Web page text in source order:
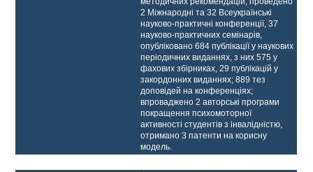
2 Міжнародні та 32 Всеукраїнські
науково-практичні конференції, 37
науково-практичних семінарів,
опубліковано 684 публікації у наукових
періодичних виданнях, з них 575 у
фахових збірниках, 29 публікацій у
закордонних виданнях; 889 тез
доповідей на конференціях;
впроваджено 2 авторські програми
покращення психомоторної
активності студентів з інвалідністю,
отримано 3 патенти на корисну
модель.